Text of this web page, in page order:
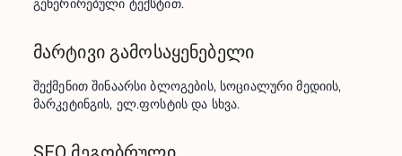
გენერირებული ტექსტით.
მარტივი გამოსაყენებელი
შექმენით შინაარსი ბლოგების, სოციალური მედიის,
მარკეტინგის, ელ.ფოსტის და სხვა.